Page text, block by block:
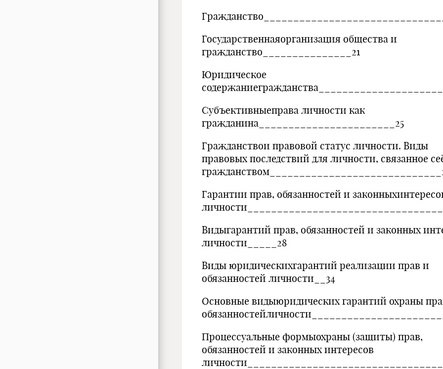
Государственнаяорганизация общества и
гражданство_______________21
Юридическое
Субъективныеправа личности как
гражданина_______________________25
Гражданствои правовой статус личности. Виды
правовых последствий для личности, связанное
Гарантии прав, обязанностей и
Видыгарантий прав, обязанностей и законных
личности_____28
Виды юридическихгарантий реализации прав и
обязанностей личности__34
Основные видыюридических гарантий охраны
Процессуальные формыохраны (защиты) прав,
обязанностей и законных интересов